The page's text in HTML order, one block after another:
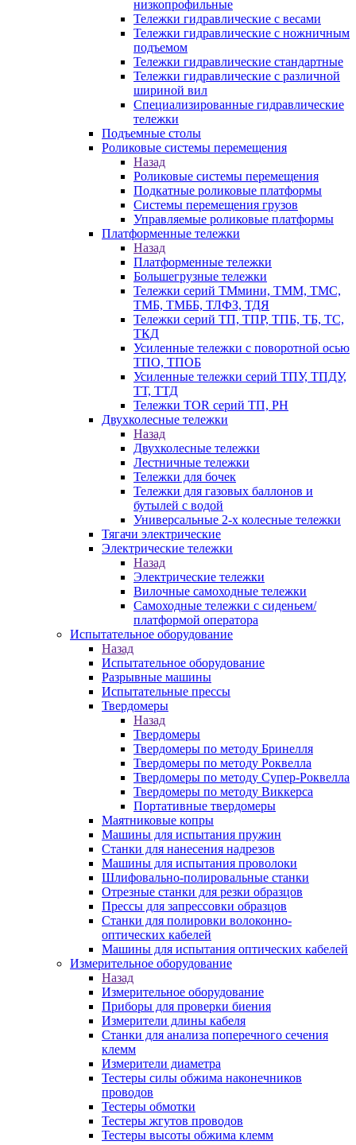
низкопрофильные
Тележки гидравлические с весами
Тележки гидравлические с ножничным
подъемом
Тележки гидравлические стандартные
Тележки гидравлические с различной
шириной вил
Специализированные гидравлические
тележки
Подъемные столы
Роликовые системы перемещения
Назад
Роликовые системы перемещения
Подкатные роликовые платформы
Системы перемещения грузов
Управляемые роликовые платформы
Платформенные тележки
Назад
Платформенные тележки
Большегрузные тележки
Тележки серий ТМмини, ТММ, ТМС,
ТМБ, ТМББ, ТЛФЗ, ТДЯ
Тележки серий ТП, ТПР, ТПБ, ТБ, ТС,
ТКД
Усиленные тележки с поворотной осью
ТПО, ТПОБ
Усиленные тележки серий ТПУ, ТПДУ,
ТТ, ТТД
Тележки TOR серий ТП, PH
Двухколесные тележки
Назад
Двухколесные тележки
Лестничные тележки
Тележки для бочек
Тележки для газовых баллонов и
бутылей с водой
Универсальные 2-х колесные тележки
Тягачи электрические
Электрические тележки
Назад
Электрические тележки
Вилочные самоходные тележки
Самоходные тележки с сиденьем/
платформой оператора
Испытательное оборудование
Назад
Испытательное оборудование
Разрывные машины
Испытательные прессы
Твердомеры
Назад
Твердомеры
Твердомеры по методу Бринелля
Твердомеры по методу Роквелла
Твердомеры по методу Супер-Роквелла
Твердомеры по методу Виккерса
Портативные твердомеры
Маятниковые копры
Машины для испытания пружин
Станки для нанесения надрезов
Машины для испытания проволоки
Шлифовально-полировальные станки
Отрезные станки для резки образцов
Прессы для запрессовки образцов
Станки для полировки волоконно-
оптических кабелей
Машины для испытания оптических кабелей
Измерительное оборудование
Назад
Измерительное оборудование
Приборы для проверки биения
Измерители длины кабеля
Станки для анализа поперечного сечения
клемм
Измерители диаметра
Тестеры силы обжима наконечников
проводов
Тестеры обмотки
Тестеры жгутов проводов
Тестеры высоты обжима клемм